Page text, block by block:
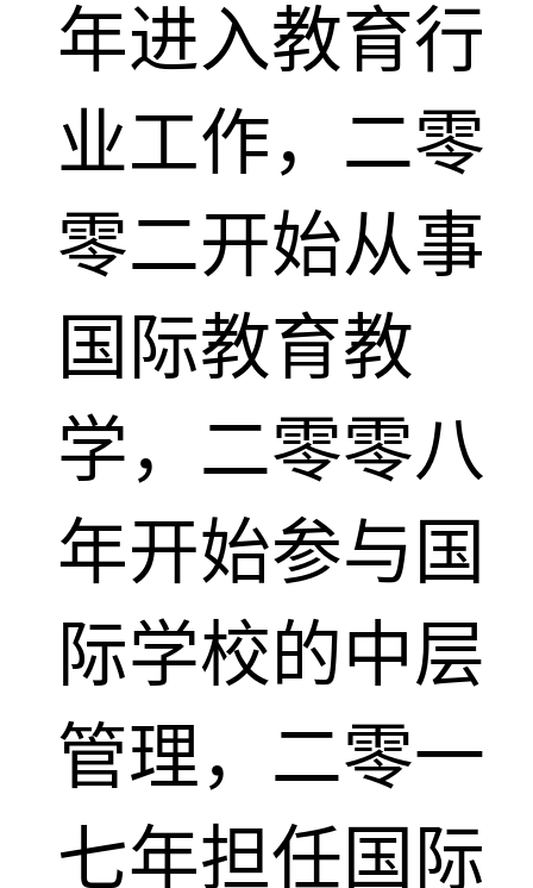
年进入教育行
业工作，二零
零二开始从事
国际教育教
学，二零零八
年开始参与国
际学校的中层
管理，二零一
七年担任国际